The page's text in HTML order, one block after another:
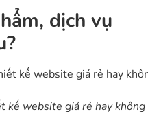
dịch vụ
kế website giá rẻ hay không